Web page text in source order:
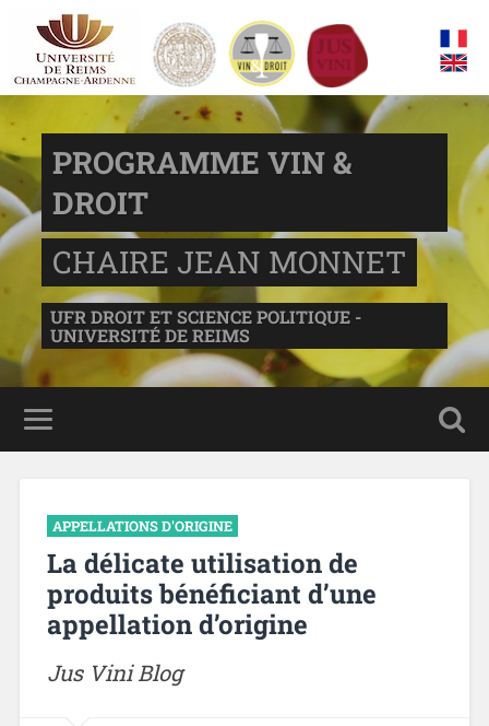
PROGRAMME VIN &
DROIT
CHAIRE JEAN MONNET
UFR DROIT ET SCIENCE POLITIQUE -
UNIVERSITÉ DE REIMS
APPELLATIONS D'ORIGINE
La délicate utilisation de
produits bénéficiant d’une
appellation d’origine
Jus Vini Blog